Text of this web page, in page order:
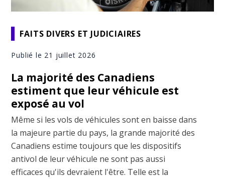
FAITS DIVERS ET JUDICIAIRES
Publié le 21 juillet 2026
La majorité des Canadiens
estiment que leur véhicule est
exposé au vol
Même si les vols de véhicules sont en baisse dans
la majeure partie du pays, la grande majorité des
Canadiens estime toujours que les dispositifs
antivol de leur véhicule ne sont pas aussi
efficaces qu'ils devraient l'être. Telle est la